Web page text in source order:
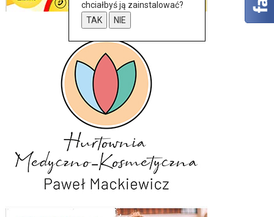
chciałbyś ją zainstalować?
TAK
NIE